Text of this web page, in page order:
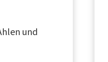
und